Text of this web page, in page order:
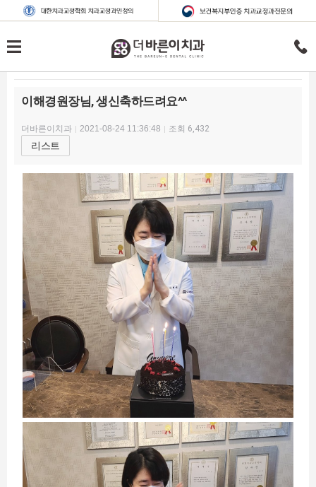
이해경원장님, 생신축하드려요^^
더바른이치과 2021-08-24 11:36:48 조회 6,432
리스트